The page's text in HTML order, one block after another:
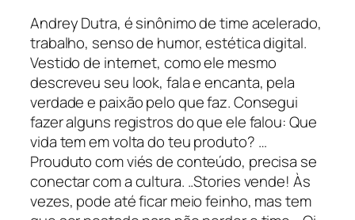
Andrey Dutra, é sinônimo de time acelerado,
trabalho, senso de humor, estética digital.
Vestido de internet, como ele mesmo
descreveu seu look, fala e encanta, pela
verdade e paixão pelo que faz. Consegui
fazer alguns registros do que ele falou: Que
vida tem em volta do teu produto? …
Prouduto com viés de conteúdo, precisa se
conectar com a cultura. ..Stories vende! Às
vezes, pode até ficar meio feinho, mas tem